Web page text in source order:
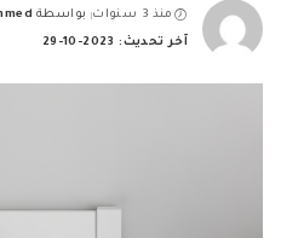
منذ 3 سنوات
Posted
by
بواسطة
آخر تحديث: 2023-10-29